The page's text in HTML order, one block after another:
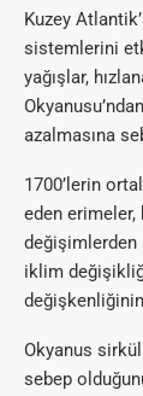
Kuzey
sistemlerini
yağışlar,
azalmasına
1700’lerin
eden
değişimlerden
iklim
Okyanus
sebep